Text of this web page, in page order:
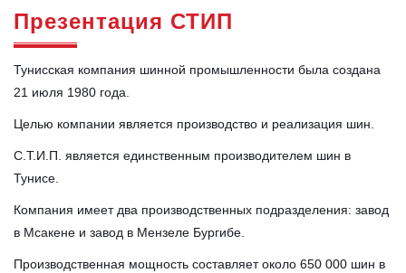
Презентация СТИП
Тунисская компания шинной промышленности была создана
21 июля 1980 года.
Целью компании является производство и реализация шин.
С.Т.И.П. является единственным производителем шин в
Тунисе.
Компания имеет два производственных подразделения: завод
в Мсакене и завод в Мензеле Бургибе.
Производственная мощность составляет около 650 000 шин в